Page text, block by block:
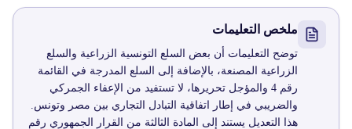
ملخص التعليمات
توضح التعليمات أن بعض السلع التونسية الزراعية والسلع
الزراعية المصنعة، بالإضافة إلى السلع المدرجة في القائمة
رقم 4 والمؤجل تحريرها، لا تستفيد من الإعفاء الجمركي
والضريبي في إطار اتفاقية التبادل التجاري بين مصر وتونس.
هذا التعديل يستند إلى المادة الثالثة من القرار الجمهوري رقم